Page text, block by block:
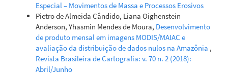
Especial – Movimentos de Massa e Processos Erosivos
Pietro de Almeida Cândido, Liana Oighenstein
Anderson, Yhasmin Mendes de Moura, Desenvolvimento
de produto mensal em imagens MODIS/MAIAC e
avaliação da distribuição de dados nulos na Amazônia ,
Revista Brasileira de Cartografia: v. 70 n. 2 (2018):
Abril/Junho